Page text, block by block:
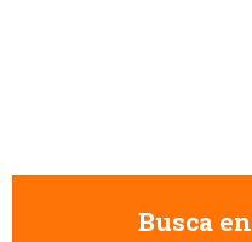
Busca